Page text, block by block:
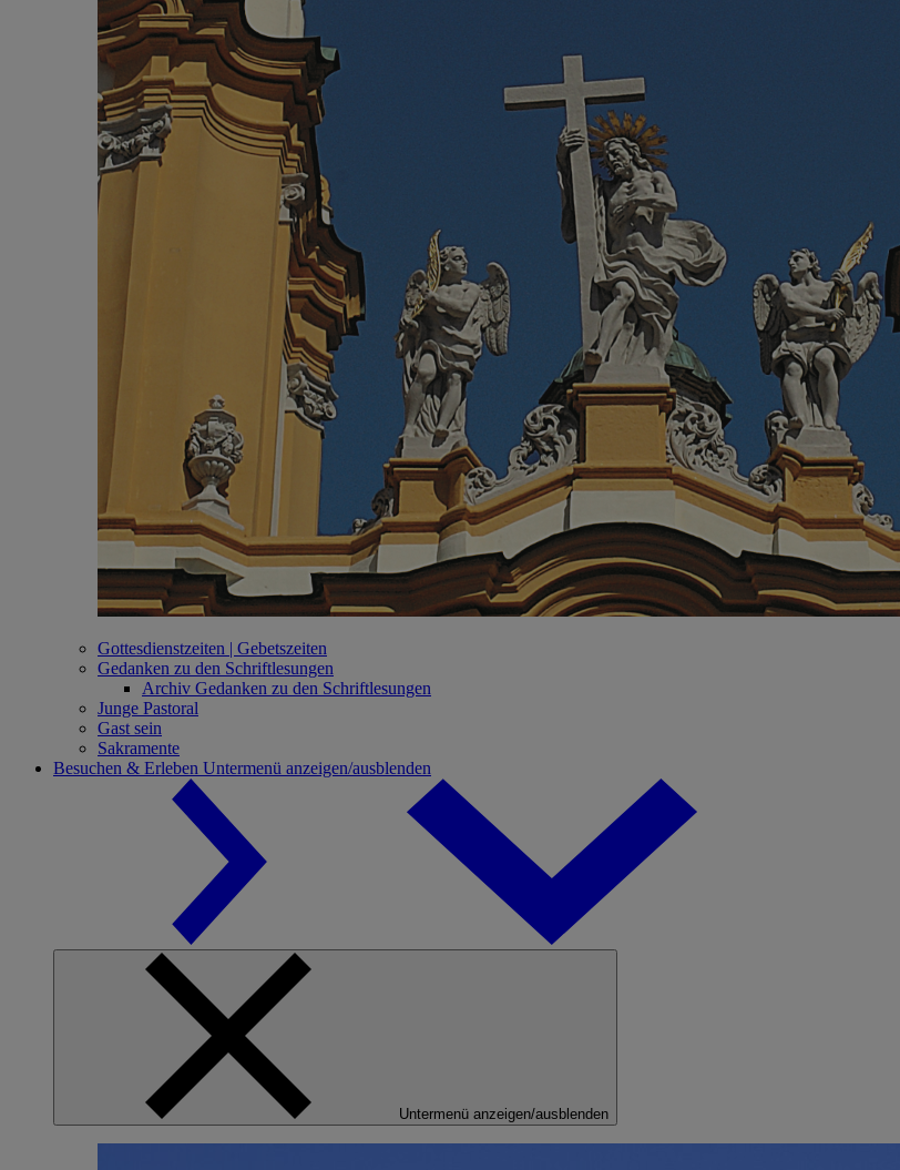
Gottesdienstzeiten | Gebetszeiten
Gedanken zu den Schriftlesungen
Archiv Gedanken zu den Schriftlesungen
Junge Pastoral
Gast sein
Sakramente
Besuchen & Erleben Untermenü anzeigen/ausblenden
Untermenü anzeigen/ausblenden